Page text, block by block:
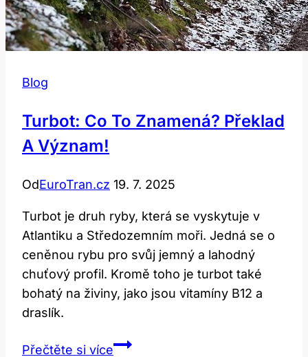
Blog
Turbot: Co To Znamená? Překlad
A Význam!
OdEuroTran.cz 19. 7. 2025
Turbot je druh ryby, která se vyskytuje v
Atlantiku a Středozemním moři. Jedná se o
ceněnou rybu pro svůj jemný a lahodný
chuťový profil. Kromě toho je turbot také
bohatý na živiny, jako jsou vitamíny B12 a
draslík.
Přečtěte si víceTurbot: